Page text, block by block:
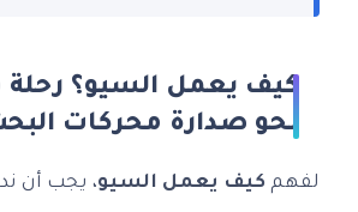
كيف يعمل السيو؟
نحو صدارة محركات
لفهم كيف يعمل السيو، يجب أن